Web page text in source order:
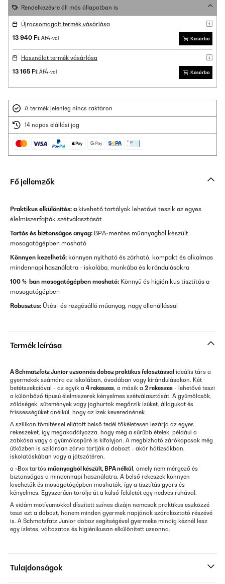
Rendelkezésre áll más állapotban is
Újracsomagolt termék vásárlása
13 940 Ft ÁFÁ-val Kosárba
Használat termék vásárlása
13 165 Ft ÁFÁ-val Kosárba
A termék jelenleg nincs raktáron
14 napos elállási jog
Fő jellemzők
Praktikus elkülönítés: a kivehető tartályok lehetővé teszik az egyes
élelmiszerfajták szétválasztását
Tartós és biztonságos anyag: BPA-mentes műanyagból készült,
mosogatógépben mosható
Könnyen kezelhető: könnyen nyitható és zárható, kompakt és alkalmas
mindennapi használatra - iskolába, munkába és kirándulásokra
100 %-ban mosogatógépben mosható: Könnyű és higiénikus tisztítás a
mosogatógépben
Robusztus: Ütés- és rezgésálló műanyag, nagy ellenállással
Termék leírása
A Schmatzfatz Junior uzsonnás doboz praktikus felosztással ideális társ a
gyermekek számára az iskolában, óvodában vagy kirándulásokon. Két
betétszekcióval - az egyik a 4 rekeszes, a másik a 2 rekeszes - lehetővé teszi
a különböző típusú élelmiszerek kényelmes szétválasztását. A gyümölcsök,
zöldségek, sütemények vagy joghurtok megőrzik ízüket, állagukat és
frissességüket anélkül, hogy az ízek keverednének.
A szilikon tömítéssel ellátott belső fedél tökéletesen lezárja az egyes
rekeszeket, így megakadályozza, hogy még a sűrűbb ételek, például a
zabkása vagy a gyümölcspüré is kifolyjon. A megbízható zárókapcsok még
útközben is szilárdan zárva tartják a dobozt - akár hátizsákban,
iskolatáskában vagy a játszótéren.
a >Box tartós műanyagból készült, BPA nélkül , amely nem mérgező és
biztonságos a mindennapi használatra. A belső rekeszek könnyen
kivehetők és mosogatógépben moshatók, így a tisztítás gyors és
kényelmes. Egyszerűen törölje át a külső felületét egy nedves ruhával.
A vidám motívumokkal díszített színes dizájn nemcsak praktikus eszközzé
teszi ezt a dobozt, hanem minden gyermek napjának szórakoztató részévé
is. A Schmatzfatz Junior doboz segítségével gyermeke mindig kéznél lesz
egy ízletes, változatos és higiénikusan elkülönített uzsonna.
Tulajdonságok